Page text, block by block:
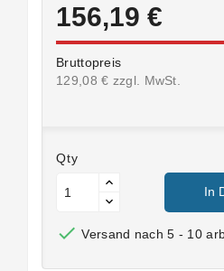
156,19 €
Bruttopreis
129,08 € zzgl. MwSt.
Qty
In
 Versand nach 5 - 10